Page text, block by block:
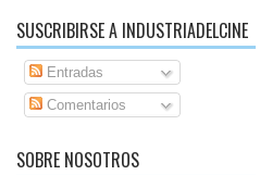
SUSCRIBIRSE A INDUSTRIADELCINE
Entradas
Comentarios
SOBRE NOSOTROS